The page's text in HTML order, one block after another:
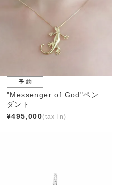
"Messenger of God"ペン
ダント
¥495,000